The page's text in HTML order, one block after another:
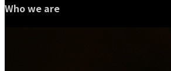
Who we are